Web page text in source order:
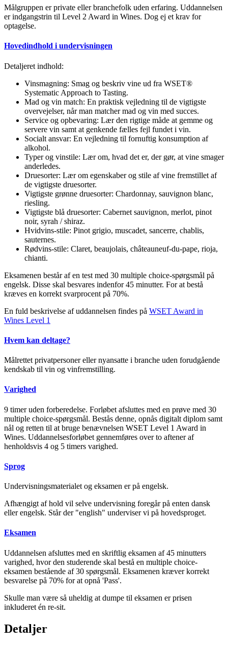
Målgruppen er private eller branchefolk uden erfaring. Uddannelsen
er indgangstrin til Level 2 Award in Wines. Dog ej et krav for
optagelse.
Hovedindhold i undervisningen
Detaljeret indhold:
Vinsmagning: Smag og beskriv vine ud fra WSET®
Systematic Approach to Tasting.
Mad og vin match: En praktisk vejledning til de vigtigste
overvejelser, når man matcher mad og vin med succes.
Service og opbevaring: Lær den rigtige måde at gemme og
servere vin samt at genkende fælles fejl fundet i vin.
Socialt ansvar: En vejledning til fornuftig konsumption af
alkohol.
Typer og vinstile: Lær om, hvad det er, der gør, at vine smager
anderledes.
Druesorter: Lær om egenskaber og stile af vine fremstillet af
de vigtigste druesorter.
Vigtigste grønne druesorter: Chardonnay, sauvignon blanc,
riesling.
Vigtigste blå druesorter: Cabernet sauvignon, merlot, pinot
noir, syrah / shiraz.
Hvidvins-stile: Pinot grigio, muscadet, sancerre, chablis,
sauternes.
Rødvins-stile: Claret, beaujolais, châteauneuf-du-pape, rioja,
chianti.
Eksamenen består af en test med 30 multiple choice-spørgsmål på
engelsk. Disse skal besvares indenfor 45 minutter. For at bestå
kræves en korrekt svarprocent på 70%.
En fuld beskrivelse af uddannelsen findes på WSET Award in
Wines Level 1
Hvem kan deltage?
Målrettet privatpersoner eller nyansatte i branche uden forudgående
kendskab til vin og vinfremstilling.
Varighed
9 timer uden forberedelse. Forløbet afsluttes med en prøve med 30
multiple choice-spørgsmål. Bestås denne, opnås digitalt diplom samt
nål og retten til at bruge benævnelsen WSET Level 1 Award in
Wines. Uddannelsesforløbet gennemføres over to aftener af
henholdsvis 4 og 5 timers varighed.
Sprog
Undervisningsmaterialet og eksamen er på engelsk.
Afhængigt af hold vil selve undervisning foregår på enten dansk
eller engelsk. Står der "english" underviser vi på hovedsproget.
Eksamen
Uddannelsen afsluttes med en skriftlig eksamen af 45 minutters
varighed, hvor den studerende skal bestå en multiple choice-
eksamen bestående af 30 spørgsmål. Eksamenen kræver korrekt
besvarelse på 70% for at opnå 'Pass'.
Skulle man være så uheldig at dumpe til eksamen er prisen
inkluderet én re-sit.
Detaljer